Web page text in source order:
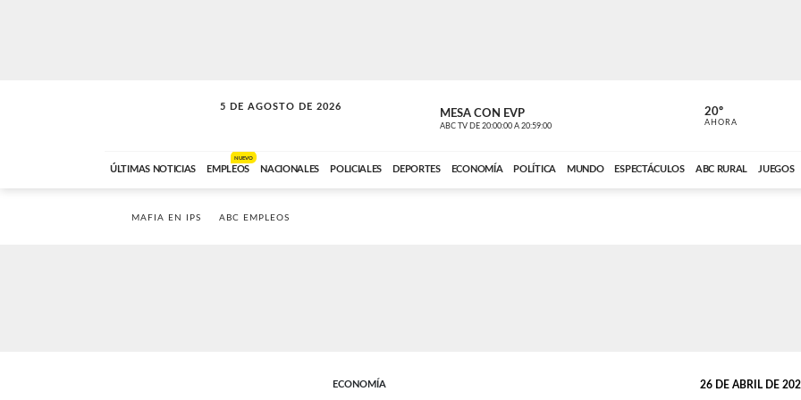
5 DE AGOSTO DE 2026
SOLO MÚSICA MESA CON EVP
ABC TV DE 20:00:00 A 20:59:00 ABC CARDINAL
20º
AHORA
ÚLTIMAS NOTICIAS EMPLEOS
NUEVO
NACIONALES POLICIALES DEPORTES ECONOMÍA POLÍTICA MUNDO ESPECTÁCULOS ABC RURAL JUEGOS
MAFIA EN IPS ABC EMPLEOS
ECONOMÍA 26 DE ABRIL DE